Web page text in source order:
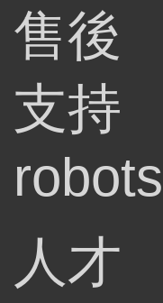
售後
支持
人才